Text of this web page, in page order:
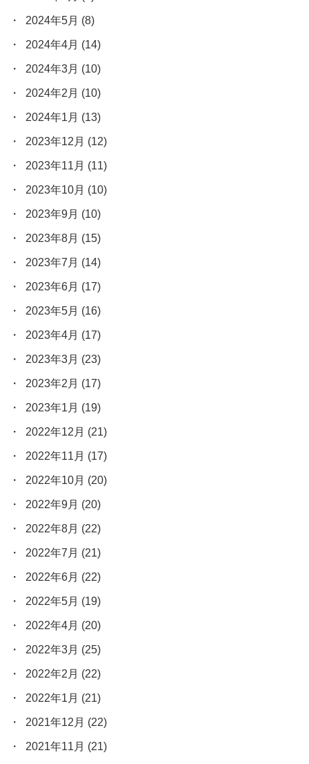
2024年5月 (8)
2024年4月 (14)
2024年3月 (10)
2024年2月 (10)
2024年1月 (13)
2023年12月 (12)
2023年11月 (11)
2023年10月 (10)
2023年9月 (10)
2023年8月 (15)
2023年7月 (14)
2023年6月 (17)
2023年5月 (16)
2023年4月 (17)
2023年3月 (23)
2023年2月 (17)
2023年1月 (19)
2022年12月 (21)
2022年11月 (17)
2022年10月 (20)
2022年9月 (20)
2022年8月 (22)
2022年7月 (21)
2022年6月 (22)
2022年5月 (19)
2022年4月 (20)
2022年3月 (25)
2022年2月 (22)
2022年1月 (21)
2021年12月 (22)
2021年11月 (21)